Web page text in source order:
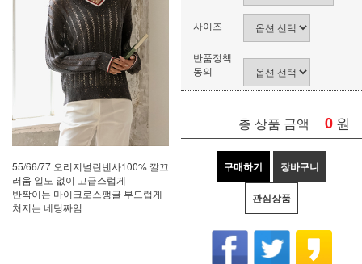
55/66/77 오리지널린넨사100% 깔끄
러움 일도 없이 고급스럽게
반짝이는 마이크로스팽글 부드럽게
처지는 네팅짜임
사이즈
반품정책
동의
총 상품 금액 0 원
구매하기 장바구니
관심상품